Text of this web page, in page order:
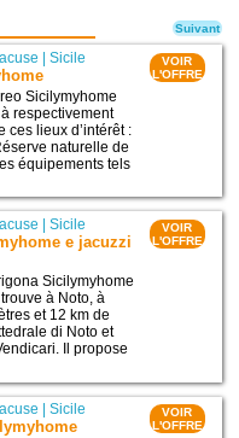
|Sicile
Sicilymyhome
respectivement
ces lieux d’intérêt :
naturelle de
équipements tels
VOIR
L'OFFRE
|Sicile
e jacuzzi
Sicilymyhome
à Noto, à
et 12 km de
di Noto et
Il propose
VOIR
L'OFFRE
|Sicile
VOIR
L'OFFRE
Suivant